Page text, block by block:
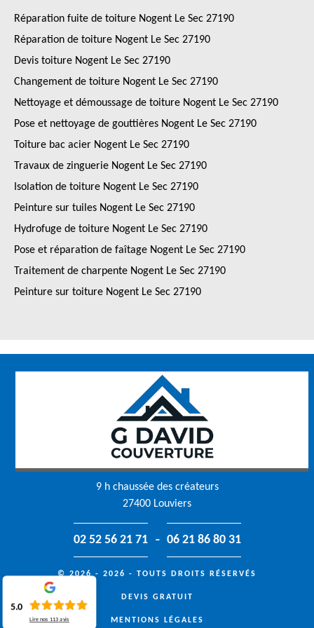
Réparation fuite de toiture Nogent Le Sec 27190
Réparation de toiture Nogent Le Sec 27190
Devis toiture Nogent Le Sec 27190
Changement de toiture Nogent Le Sec 27190
Nettoyage et démoussage de toiture Nogent Le Sec 27190
Pose et nettoyage de gouttières Nogent Le Sec 27190
Toiture bac acier Nogent Le Sec 27190
Travaux de zinguerie Nogent Le Sec 27190
Isolation de toiture Nogent Le Sec 27190
Peinture sur tuiles Nogent Le Sec 27190
Hydrofuge de toiture Nogent Le Sec 27190
Pose et réparation de faîtage Nogent Le Sec 27190
Traitement de charpente Nogent Le Sec 27190
Peinture sur toiture Nogent Le Sec 27190
9 h chaussée des créateurs
27400 Louviers
02 52 56 21 71 - 06 21 86 80 31
© 2026 - 2026 - TOUTS DROITS RÉSERVÉS
DEVIS GRATUIT
MENTIONS LÉGALES
5.0
Lire nos 113 avis